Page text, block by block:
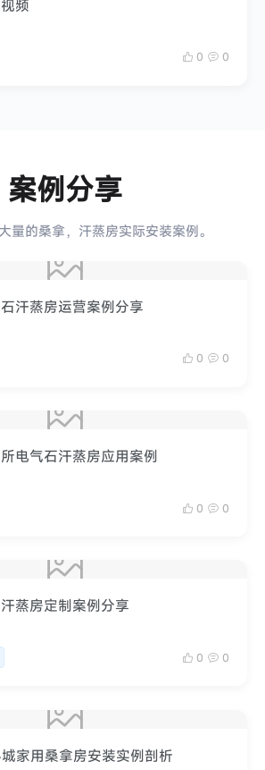
频
0 0
案例分享
量的桑拿，汗蒸房实际安装案例。
汗蒸房运营案例分享
0 0
电气石汗蒸房应用案例
0 0
蒸房定制案例分享
0 0
家用桑拿房安装实例剖析